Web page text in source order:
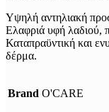
Υψηλή αντηλιακή
Ελαφριά υφή λαδιού,
Καταπραϋντική και
δέρμα.
Brand O'CARE